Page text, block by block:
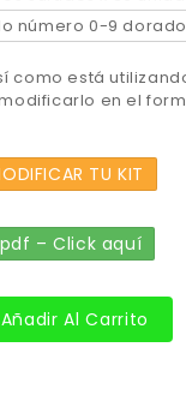
número 0-9
como está
en el
TU KIT
– Click aquí
Añadir Al Carrito